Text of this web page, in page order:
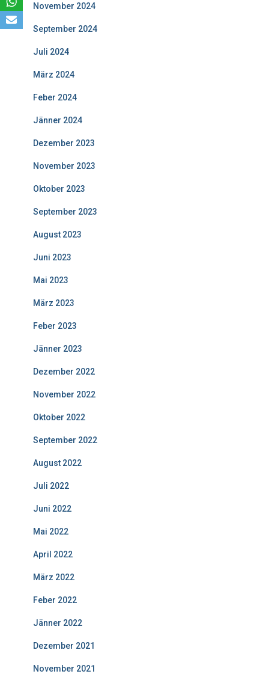
November 2024
September 2024
Juli 2024
März 2024
Feber 2024
Jänner 2024
Dezember 2023
November 2023
Oktober 2023
September 2023
August 2023
Juni 2023
Mai 2023
März 2023
Feber 2023
Jänner 2023
Dezember 2022
November 2022
Oktober 2022
September 2022
August 2022
Juli 2022
Juni 2022
Mai 2022
April 2022
März 2022
Feber 2022
Jänner 2022
Dezember 2021
November 2021